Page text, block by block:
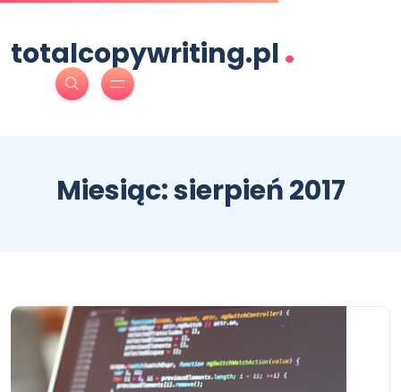
totalcopywriting.pl.
Miesiąc:sierpień 2017